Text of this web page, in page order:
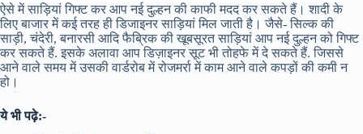
ऐसे में साड़ियां गिफ्ट कर आप नई दुल्हन की काफी मदद कर सकते हैं। शादी के
लिए बाजार में कई तरह ही डिजाइनर साड़ियां मिल जाती है। जैसे- सिल्क की
साड़ी, चंदेरी, बनारसी आदि फैब्रिक की खूबसूरत साड़ियां आप नई दुल्हन को गिफ्ट
कर सकते हैं. इसके अलावा आप डिज़ाइनर सूट भी तोहफे में दे सकते हैं. जिससे
आने वाले समय में उसकी वार्डरोब में रोजमर्रा में काम आने वाले कपड़ों की कमी न
हो।
ये भी पढ़े:-